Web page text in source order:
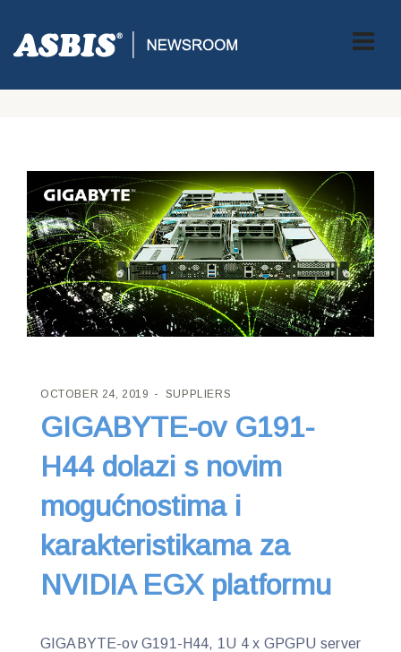
ASBIS CROATIA SUPPLIERS> GIGABYTE-OV G191-H44
DOLAZI S NOVIM MOGUĆNOSTIMA I KARAKTERISTIKAMA ZA
OCTOBER 24, 2019 SUPPLIERS
GIGABYTE-ov G191-
H44 dolazi s novim
mogućnostima i
karakteristikama za
NVIDIA EGX platformu
GIGABYTE-ov G191-H44, 1U 4 x GPGPU server